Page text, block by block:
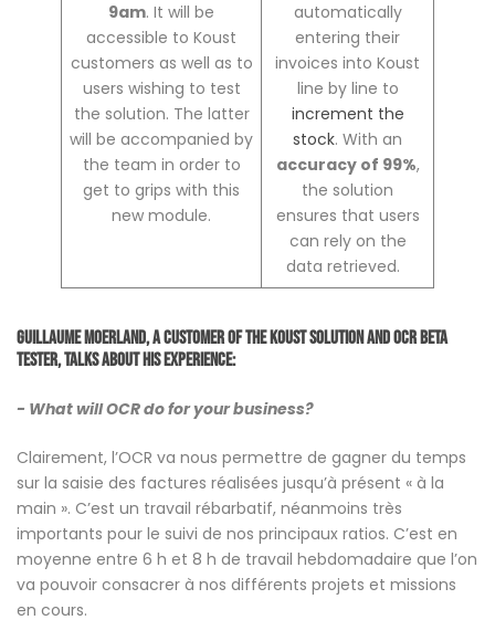
9am. It will be
accessible to Koust
customers as well as to
users wishing to test
the solution. The latter
will be accompanied by
the team in order to
get to grips with this
new module.
automatically
entering their
invoices into Koust
line by line to
increment the
stock. With an
accuracy of 99%,
the solution
ensures that users
can rely on the
data retrieved.
Guillaume Moerland, a customer of the Koust solution and OCR beta
tester, talks about his experience:
- What will OCR do for your business?
Clairement, l’OCR va nous permettre de gagner du temps
sur la saisie des factures réalisées jusqu’à présent « à la
main ». C’est un travail rébarbatif, néanmoins très
importants pour le suivi de nos principaux ratios. C’est en
moyenne entre 6 h et 8 h de travail hebdomadaire que l’on
va pouvoir consacrer à nos différents projets et missions
en cours.